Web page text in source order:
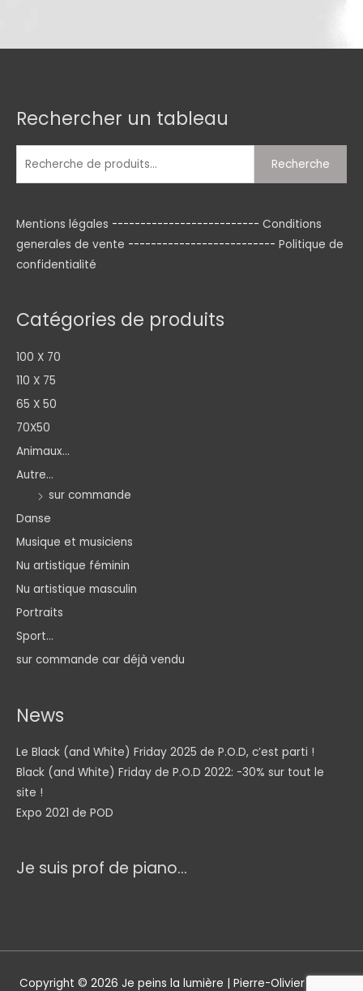
Rechercher un tableau
Recherche
Recherche
Mentions légales -------------------------- Conditions
generales de vente -------------------------- Politique de
confidentialité
Catégories de produits
100 X 70
110 X 75
65 X 50
70X50
Animaux...
Autre...
sur commande
Danse
Musique et musiciens
Nu artistique féminin
Nu artistique masculin
Portraits
Sport...
sur commande car déjà vendu
News
Le Black (and White) Friday 2025 de P.O.D, c’est parti !
Black (and White) Friday de P.O.D 2022: -30% sur tout le
site !
Expo 2021 de POD
Je suis prof de piano...
Copyright © 2026 Je peins la lumière | Pierre-Olivier Daunis